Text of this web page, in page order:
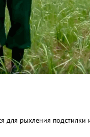
для рыхления подстилки